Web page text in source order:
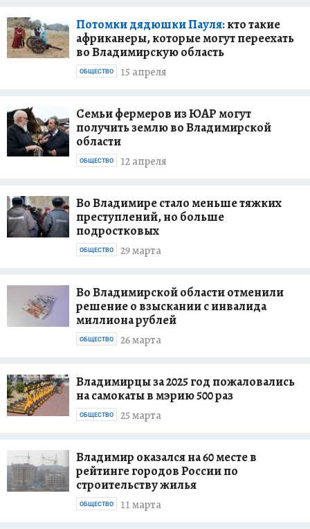
Потомки дядюшки Пауля:кто такие
африканеры, которые могут переехать
во Владимирскую область
15 апреля
ОБЩЕСТВО
Семьи фермеров из ЮАР могут
получить землю во Владимирской
области
12 апреля
ОБЩЕСТВО
Во Владимире стало меньше тяжких
преступлений, но больше
подростковых
29 марта
ОБЩЕСТВО
Во Владимирской области отменили
решение о взыскании с инвалида
миллиона рублей
26 марта
ОБЩЕСТВО
Владимирцы за 2025 год пожаловались
на самокаты в мэрию 500 раз
25 марта
ОБЩЕСТВО
Владимир оказался на 60 месте в
рейтинге городов России по
строительству жилья
11 марта
ОБЩЕСТВО